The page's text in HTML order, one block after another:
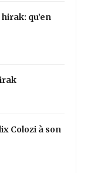
qu’en
Colozi à son